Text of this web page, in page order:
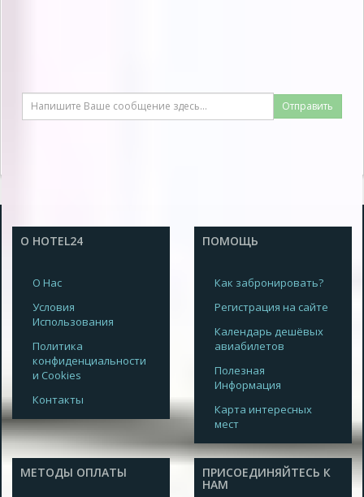
Отправить
О HOTEL24
О Нас
Условия
Использования
Политика
конфиденциальности
и Cookies
Контакты
ПОМОЩЬ
Как забронировать?
Регистрация на сайте
Календарь дешёвых
авиабилетов
Полезная
Информация
Карта интересных
мест
МЕТОДЫ ОПЛАТЫ ПРИСОЕДИНЯЙТЕСЬ К
НАМ